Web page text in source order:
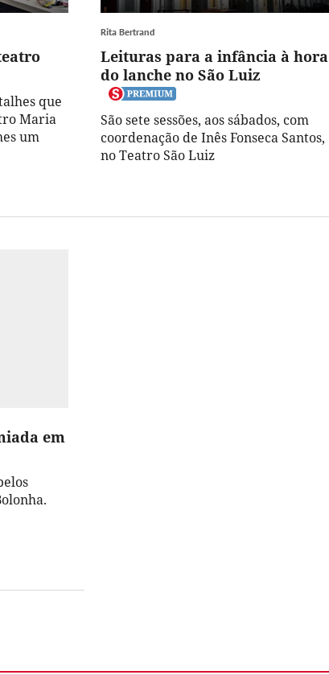
que
Maria
um
Rita Bertrand
Leituras para a infância à hora
do lanche no São Luiz
São sete sessões, aos sábados, com
coordenação de Inês Fonseca Santos,
no Teatro São Luiz
em